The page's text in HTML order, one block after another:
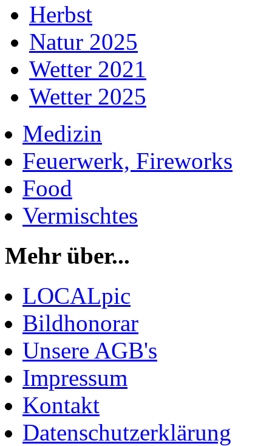
Herbst
Natur 2025
Wetter 2021
Wetter 2025
Medizin
Feuerwerk, Fireworks
Food
Vermischtes
Mehr über...
LOCALpic
Bildhonorar
Unsere AGB's
Impressum
Kontakt
Datenschutzerklärung